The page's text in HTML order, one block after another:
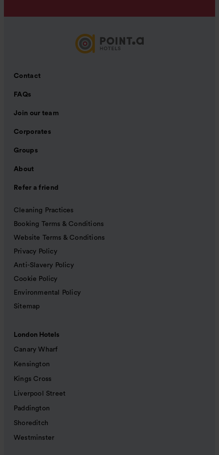
Contact
FAQs
Join our team
Corporates
Groups
About
Refer a friend
Cleaning Practices
Booking Terms & Conditions
Website Terms & Conditions
Privacy Policy
Anti-Slavery Policy
Cookie Policy
Environmental Policy
Sitemap
London Hotels
Canary Wharf
Kensington
Kings Cross
Liverpool Street
Paddington
Shoreditch
Westminster